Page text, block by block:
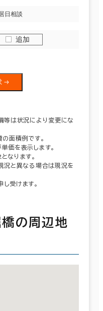
日相談
追加
等は状況により変更にな
面積例です。
価を表示します。
なります。
況と異なる場合は現況を
受けます。
橋の周辺地